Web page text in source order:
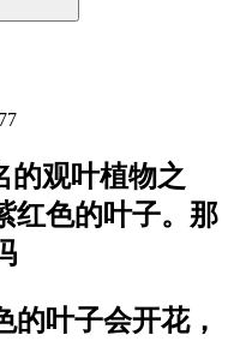
的观叶植物之
红色的叶子。那
的叶子会开花，